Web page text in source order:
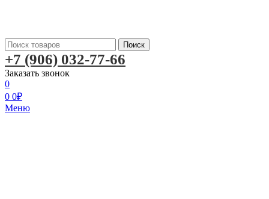
Поиск
+7 (906) 032-77-66
Заказать звонок
0
0 0₽
Меню